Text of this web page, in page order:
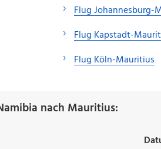
Flug Johannesburg-
Flug Kapstadt-
Flug Köln-Mauritius
nach Mauritius: